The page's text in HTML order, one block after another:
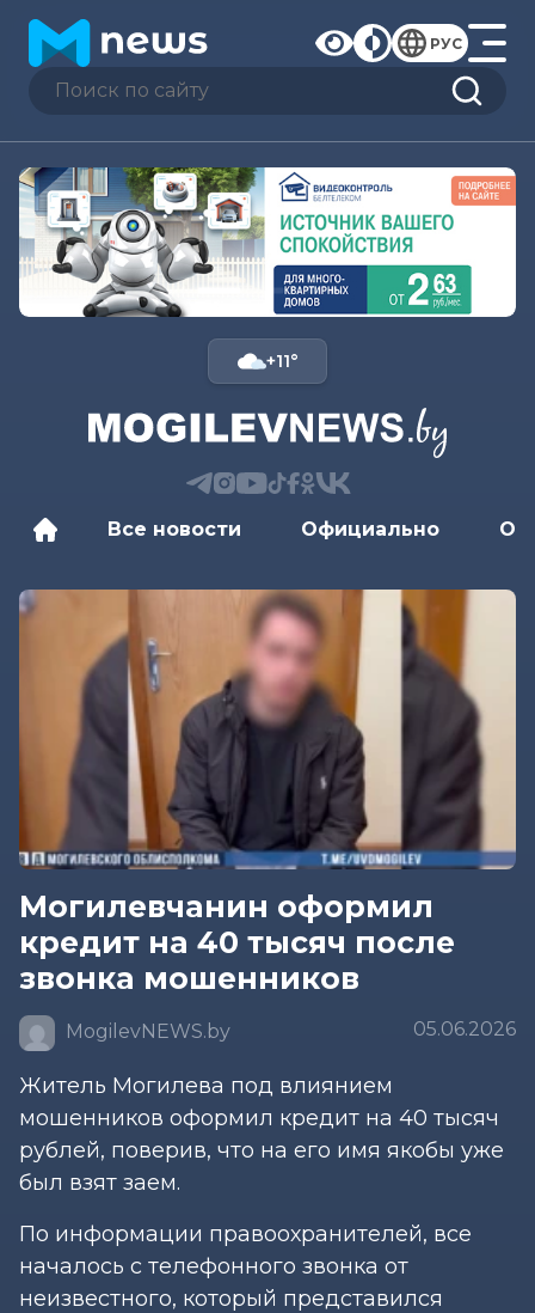
РУС
+11°
Все новости Официально
Могилевчанин оформил
кредит на 40 тысяч после
звонка мошенников
MogilevNEWS.by 05.06.2026
Житель Могилева под влиянием
мошенников оформил кредит на 40 тысяч
рублей, поверив, что на его имя якобы уже
был взят заем.
По информации правоохранителей, все
началось с телефонного звонка от
неизвестного, который представился